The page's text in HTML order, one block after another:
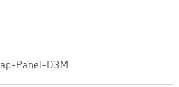
Panel-D3M